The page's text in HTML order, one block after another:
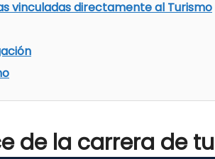
vinculadas directamente al Turismo
de la carrera de